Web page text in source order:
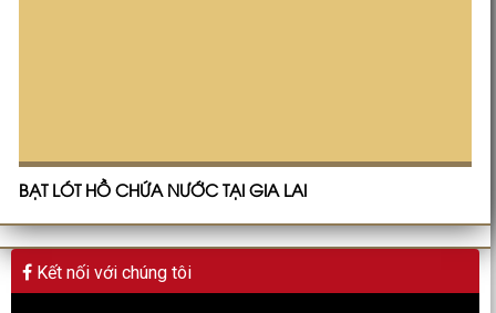
BẠT LÓT HỒ CHỨA NƯỚC TẠI GIA LAI
Kết nối với chúng tôi